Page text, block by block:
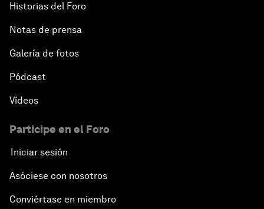
Historias del Foro
Notas de prensa
Galería de fotos
Pódcast
Vídeos
Participe en el Foro
Iniciar sesión
Asóciese con nosotros
Conviértase en miembro